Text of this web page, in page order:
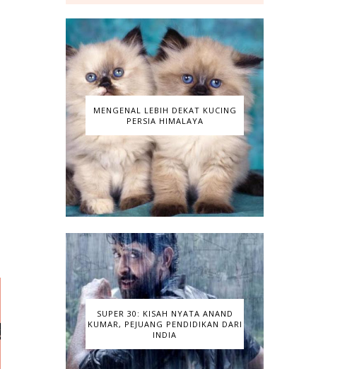
MENGENAL LEBIH DEKAT KUCING
PERSIA HIMALAYA
SUPER 30: KISAH NYATA ANAND
KUMAR, PEJUANG PENDIDIKAN DARI
INDIA